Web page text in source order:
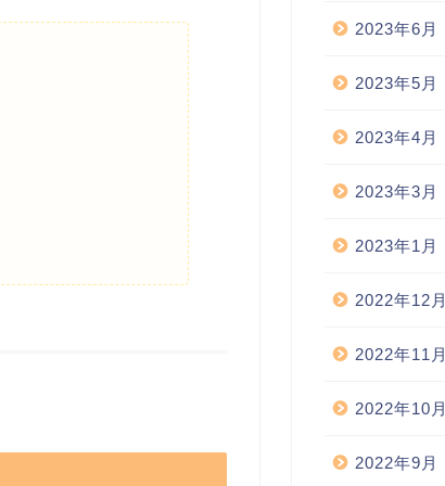
2023年6月
2023年5月
2023年4月
2023年3月
2023年1月
2022年12月
2022年11月
2022年10月
2022年9月